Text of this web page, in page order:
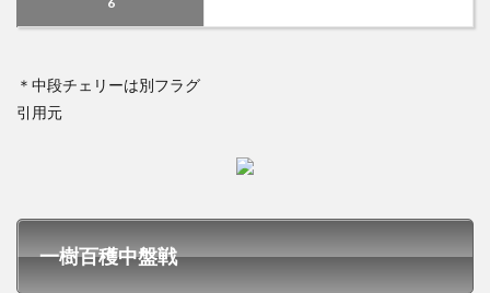
＊中段チェリーは別フラグ
引用元
一樹百穫中盤戦